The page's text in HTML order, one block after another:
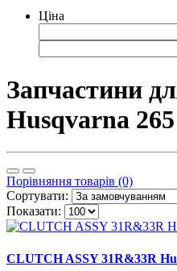
Ціна
Запчастини
Husqvarna 265
Порівняння товарів (0)
Сортувати:
Показати:
CLUTCH ASSY 31R&33R